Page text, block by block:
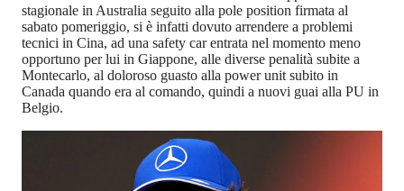
stagionale in Australia seguito alla pole position firmata al
sabato pomeriggio, si è infatti dovuto arrendere a problemi
tecnici in Cina, ad una safety car entrata nel momento meno
opportuno per lui in Giappone, alle diverse penalità subite a
Montecarlo, al doloroso guasto alla power unit subito in
Canada quando era al comando, quindi a nuovi guai alla PU in
Belgio.